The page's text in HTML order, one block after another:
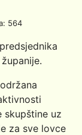
564
skupštine uz
za sve lovce